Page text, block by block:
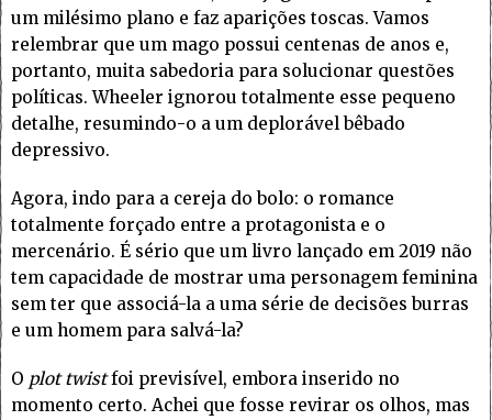
um milésimo plano e faz aparições toscas. Vamos
relembrar que um mago possui centenas de anos e,
portanto, muita sabedoria para solucionar questões
políticas. Wheeler ignorou totalmente esse pequeno
detalhe, resumindo-o a um deplorável bêbado
depressivo.
Agora, indo para a cereja do bolo: o romance
totalmente forçado entre a protagonista e o
mercenário. É sério que um livro lançado em 2019 não
tem capacidade de mostrar uma personagem feminina
sem ter que associá-la a uma série de decisões burras
e um homem para salvá-la?
O plot twistfoi previsível, embora inserido no
momento certo. Achei que fosse revirar os olhos, mas